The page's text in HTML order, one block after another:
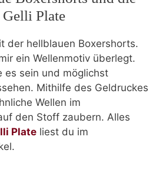
Gelli Plate
der hellblauen Boxershorts.
ein Wellenmotiv überlegt.
es sein und möglichst
Mithilfe des Geldruckes
Wellen im
den Stoff zaubern. Alles
Plate liest du im